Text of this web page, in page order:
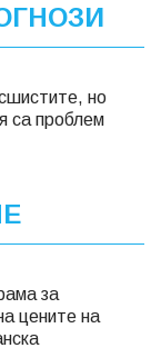
но
са проблем
за
цените на